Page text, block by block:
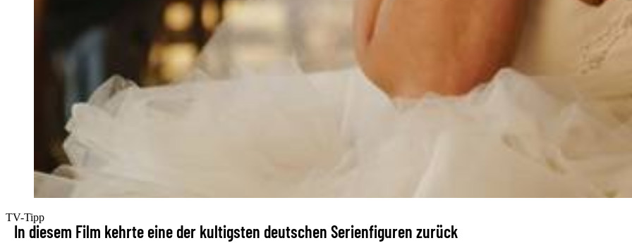
TV-Tipp
In diesem Film kehrte eine der kultigsten deutschen Serienfiguren zurück